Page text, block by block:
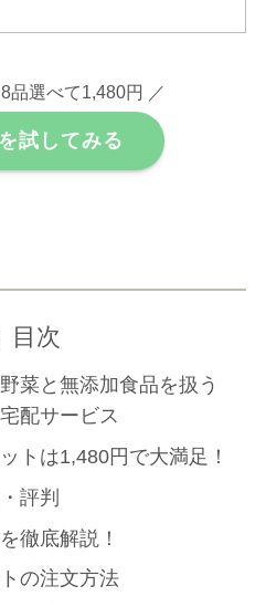
品選べて1,480円 ／
試してみる
目次
菜と無添加食品を扱う
配サービス
トは1,480円で大満足！
評判
徹底解説！
の注文方法